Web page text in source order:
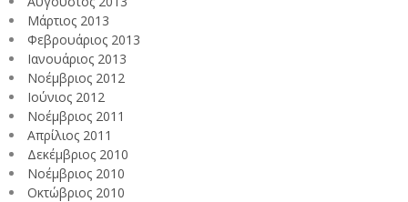
Μάρτιος 2013
Φεβρουάριος 2013
Ιανουάριος 2013
Νοέμβριος 2012
Ιούνιος 2012
Νοέμβριος 2011
Απρίλιος 2011
Δεκέμβριος 2010
Νοέμβριος 2010
Οκτώβριος 2010